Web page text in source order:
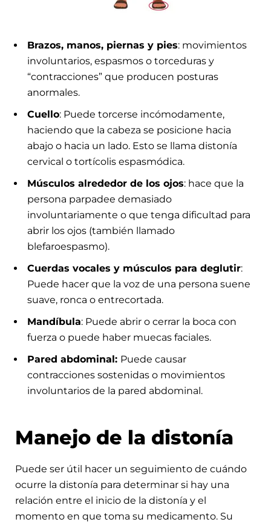
Brazos, manos, piernas y pies: movimientos
involuntarios, espasmos o torceduras y
“contracciones” que producen posturas
anormales.
Cuello: Puede torcerse incómodamente,
haciendo que la cabeza se posicione hacia
abajo o hacia un lado. Esto se llama distonía
cervical o tortícolis espasmódica.
Músculos alrededor de los ojos: hace que la
persona parpadee demasiado
involuntariamente o que tenga dificultad para
abrir los ojos (también llamado
blefaroespasmo).
Cuerdas vocales y músculos para deglutir:
Puede hacer que la voz de una persona suene
suave, ronca o entrecortada.
Mandíbula: Puede abrir o cerrar la boca con
fuerza o puede haber muecas faciales.
Pared abdominal: Puede causar
contracciones sostenidas o movimientos
involuntarios de la pared abdominal.
Manejo de la distonía
Puede ser útil hacer un seguimiento de cuándo
ocurre la distonía para determinar si hay una
relación entre el inicio de la distonía y el
momento en que toma su medicamento. Su